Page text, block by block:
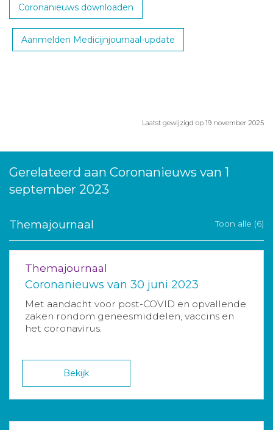
Coronanieuws downloaden
Aanmelden Medicijnjournaal-update
Laatst gewijzigd op 19 november 2025
Gerelateerd aan Coronanieuws van 1
september 2023
Themajournaal Toon alle (6)
Themajournaal
Coronanieuws van 30 juni 2023
Met aandacht voor post-COVID en opvallende
zaken rondom geneesmiddelen, vaccins en
het coronavirus.
Bekijk